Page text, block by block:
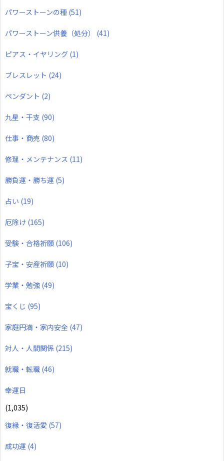
パワーストーンの種 (51)
パワーストーン供養（処分） (41)
ピアス・イヤリング (1)
ブレスレット (24)
ペンダント (2)
九星・干支 (90)
仕事・商売 (80)
修理・メンテナンス (11)
勝負運・勝ち運 (5)
占い (19)
厄除け (165)
受験・合格祈願 (106)
子宝・安産祈願 (10)
学業・勉強 (49)
宝くじ (95)
家庭円満・家内安全 (47)
対人・人間関係 (215)
就職・転職 (46)
幸運日
(1,035)
復縁・復活愛 (57)
成功運 (4)